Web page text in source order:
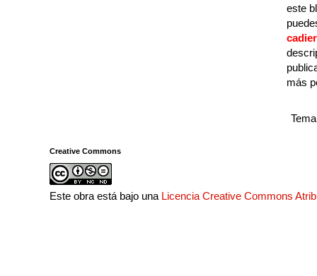
este
más
Creative Commons
Este obra está bajo una Licencia Creative Commons